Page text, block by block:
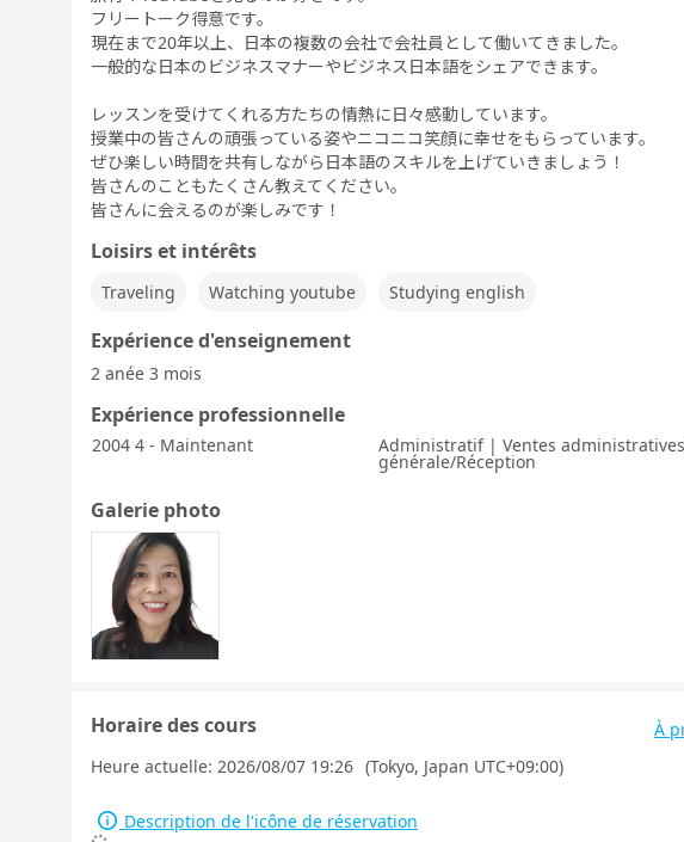
フリートーク得意です。
現在まで20年以上、日本の複数の会社で会社員として働いてきました。
一般的な日本のビジネスマナーやビジネス日本語をシェアできます。
レッスンを受けてくれる方たちの情熱に日々感動しています。
授業中の皆さんの頑張っている姿やニコニコ笑顔に幸せをもらっています。
ぜひ楽しい時間を共有しながら日本語のスキルを上げていきましょう！
皆さんのこともたくさん教えてください。
皆さんに会えるのが楽しみです！
Loisirs et intérêts
Traveling Watching youtube Studying english
Expérience d'enseignement
2 anée 3 mois
Expérience professionnelle
2004 4 - Maintenant Administratif | Ventes
générale/Réception
Galerie photo
Horaire des cours
À
Heure actuelle: 2026/08/07 19:26 (Tokyo, Japan UTC+09:00)
Description de l'icône de réservation